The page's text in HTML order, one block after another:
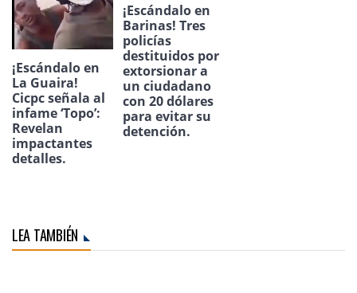
¡Escándalo en
La Guaira!
Cicpc señala al
infame ‘Topo’:
Revelan
impactantes
detalles.
¡Escándalo en
Barinas! Tres
policías
destituidos por
extorsionar a
un ciudadano
con 20 dólares
para evitar su
detención.
LEA TAMBIÉN